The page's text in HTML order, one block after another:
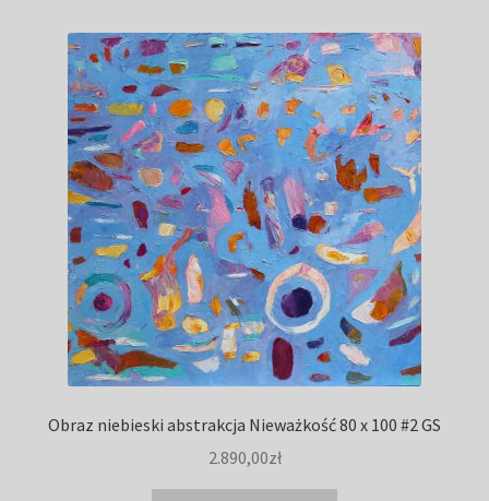
Obraz niebieski abstrakcja Nieważkość 80 x 100 #2 GS
2.890,00zł